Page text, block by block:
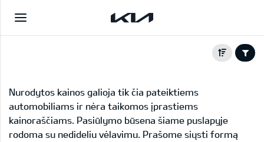
Nurodytos kainos galioja tik čia pateiktiems
automobiliams ir nėra taikomos įprastiems
kainoraščiams. Pasiūlymo būsena šiame puslapyje
rodoma su nedideliu vėlavimu. Prašome siųsti formą